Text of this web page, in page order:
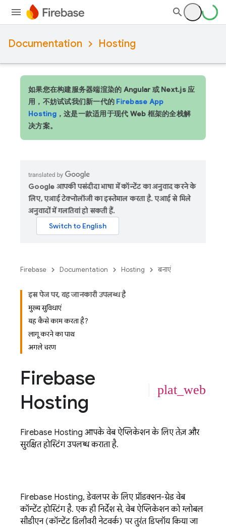
Documentation Hosting
如果您在构建服务器端渲染的 Angular 或 Next.js 应
用，不妨试试我们新一代的 Firebase App
Hosting，这是一款适用于现代 Web 框架的全栈解
决方案。
Google आपकी पसंदीदा भाषा में कॉन्टेंट का अनुवाद करने के
लिए, एआई टेक्नोलॉजी का इस्तेमाल करता है. एआई से मिले
अनुवादों में गलतियां हो सकती हैं.
Firebase Documentation Hosting बनाएं
इस पेज पर, यह जानकारी उपलब्ध है
मुख्य सुविधाएं
यह कैसे काम करता है?
लागू करने का पाथ
अगले चरण
Firebase
Hosting
plat_web
Firebase Hosting आपके वेब ऐप्लिकेशन के लिए तेज़ और
सुरक्षित होस्टिंग उपलब्ध कराता है.
Firebase Hosting, डेवलपर के लिए प्रॉडक्शन-ग्रेड वेब
कॉन्टेंट होस्टिंग है. एक ही निर्देश से, वेब ऐप्लिकेशन को ग्लोबल
सीडीएन (कॉन्टेंट डिलीवरी नेटवर्क) पर तुरंत डिप्लॉय किया जा